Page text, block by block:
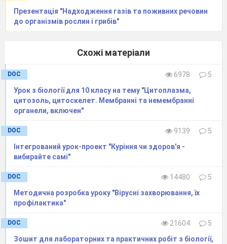
Презентація "Надходження газів та поживних речовин
до організмів рослин і грибів"
Схожі матеріали
DOC 6978
5
Урок з біології для 10 класу на тему "Цитоплазма,
цитозоль, цитоскелет. Мембранні та немембранні
органели, включен"
DOC 9139
5
Інтегрований урок-проект "Куріння чи здоров'я -
вибирайте самі"
DOC 14480
5
Методична розробка уроку "Вірусні захворювання, їх
профілактика"
DOC 21604
5
Зошит для лабораторних та практичних робіт з біології,